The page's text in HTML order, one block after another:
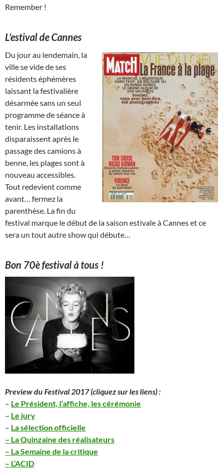
Remember !
L’estival de Cannes
Du jour au lendemain, la
ville se vide de ses
résidents éphémères
laissant la festivalière
désarmée sans un seul
programme de séance à
tenir. Les installations
disparaissent après le
passage des camions à
benne, les plages sont à
nouveau accessibles.
Tout redevient comme
avant… fermez la
parenthèse. La fin du
festival marque le début de la saison estivale à Cannes et ce
sera un tout autre show qui débute…
Bon 70è festival à tous !
Preview du Festival 2017 (cliquez sur les liens) :
– Le Président, l’affiche, les cérémonie
– Le jury
– La sélection officielle
– La Quinzaine des réalisateurs
– La Semaine de la critique
– L’ACID